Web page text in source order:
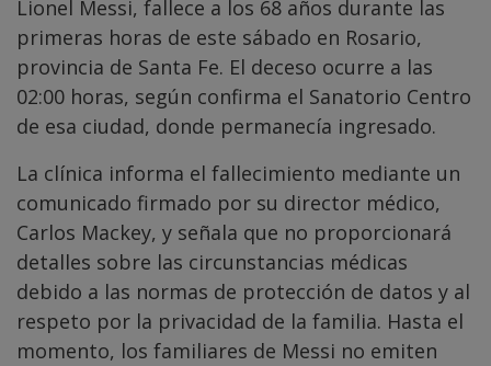
Lionel Messi, fallece a los 68 años durante las
primeras horas de este sábado en Rosario,
provincia de Santa Fe. El deceso ocurre a las
02:00 horas, según confirma el Sanatorio Centro
de esa ciudad, donde permanecía ingresado.
La clínica informa el fallecimiento mediante un
comunicado firmado por su director médico,
Carlos Mackey, y señala que no proporcionará
detalles sobre las circunstancias médicas
debido a las normas de protección de datos y al
respeto por la privacidad de la familia. Hasta el
momento, los familiares de Messi no emiten